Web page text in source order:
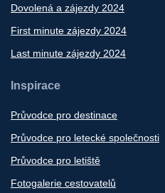
Dovolená a zájezdy 2024
First minute zájezdy 2024
Last minute zájezdy 2024
Inspirace
Průvodce pro destinace
Průvodce pro letecké společnosti
Průvodce pro letiště
Fotogalerie cestovatelů